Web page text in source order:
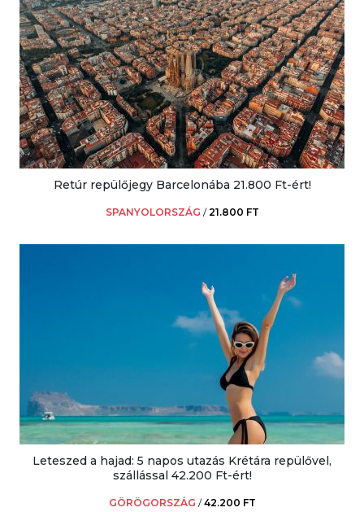
Retúr repülőjegy Barcelonába 21.800 Ft-ért!
SPANYOLORSZÁG /21.800 FT
Leteszed a hajad: 5 napos utazás Krétára repülővel,
szállással 42.200 Ft-ért!
GÖRÖGORSZÁG /42.200 FT